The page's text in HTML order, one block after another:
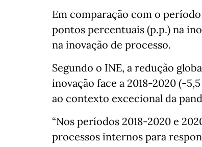
Em comparação com o
pontos percentuais (p.p.) na
na inovação de processo.
Segundo o INE, a redução
inovação face a 2018-2020 (-
ao contexto excecional da
“Nos períodos 2018-2020 e
processos internos para